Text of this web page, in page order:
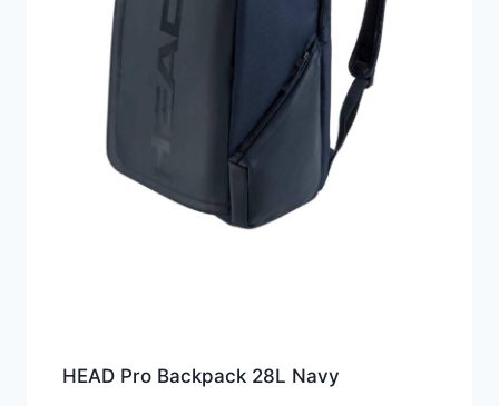
HEAD Pro Backpack 28L Navy